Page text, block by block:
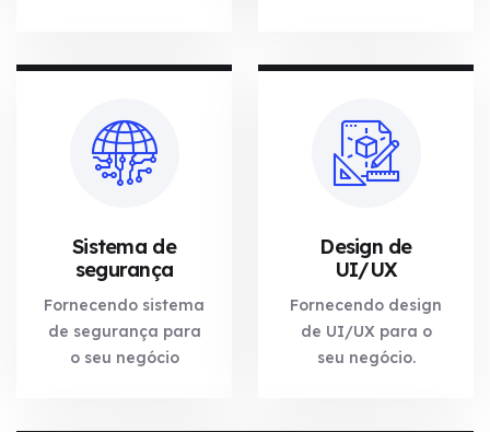
Sistema de
segurança
Fornecendo sistema
de segurança para
o seu negócio
Design de
UI/UX
Fornecendo design
de UI/UX para o
seu negócio.